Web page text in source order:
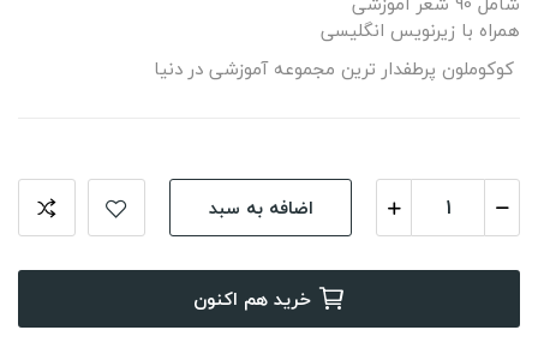
همراه با زیرنویس انگلیسی
کوکوملون پرطفدار ترین مجموعه آموزشی در دنیا
اضافه به سبد
خرید هم اکنون